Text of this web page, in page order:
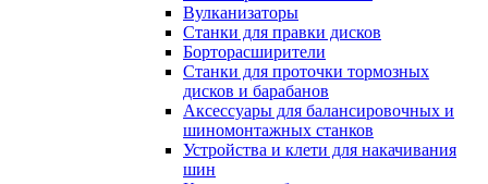
Вулканизаторы
Станки для правки дисков
Борторасширители
Станки для проточки тормозных
дисков и барабанов
Аксессуары для балансировочных и
шиномонтажных станков
Устройства и клети для накачивания
шин